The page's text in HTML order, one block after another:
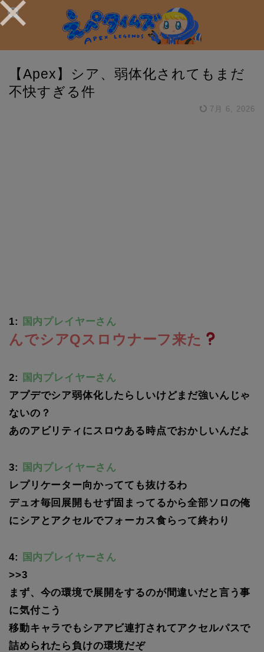
【Apex】シア、弱体化されてもまだ
不快すぎる件
7月 6, 2026
1: 国内プレイヤーさん
んでシアQスロウナーフ来た
2:
国内プレイヤーさん
アプデでシア弱体化したらしいけどまだ強いんじゃ
ないの？
あのアビリティにスロウある時点でおかしいんだよ
3:
国内プレイヤーさん
レプリケーター向かってても抜けるわ
デュオ毎回展開もせず固まってるから全部ソロの俺
にシアとアクセルでフォーカス食らって終わり
4:
国内プレイヤーさん
>>3
まず、今の環境で展開をするのが間違いだと言う事
に気付こう
移動キャラでもシアアビ連打されてアクセルパスで
詰められたら負けの環境だぞ